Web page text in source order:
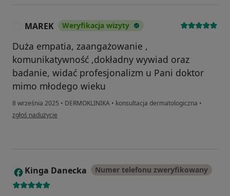
MAREK Weryfikacja wizyty
Duża empatia, zaangażowanie ,
komunikatywność ,dokładny wywiad oraz
badanie, widać profesjonalizm u Pani doktor
mimo młodego wieku
8 września 2025 • DERMOKLINIKA • konsultacja dermatologiczna •
w opinii użytkownika MAREK
zgłoś nadużycie
K Kinga Danecka Numer telefonu zweryfikowany